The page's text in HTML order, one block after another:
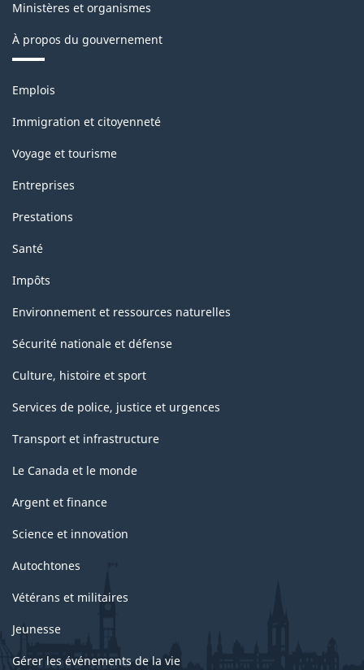
Ministères et organismes
À propos du gouvernement
Thèmes
sujets
Emplois
Immigration et citoyenneté
Voyage et tourisme
Entreprises
Prestations
Santé
Impôts
Environnement et ressources naturelles
Sécurité nationale et défense
Culture, histoire et sport
Services de police, justice et urgences
Transport et infrastructure
Le Canada et le monde
Argent et finance
Science et innovation
Autochtones
Vétérans et militaires
Jeunesse
Gérer les événements de la vie